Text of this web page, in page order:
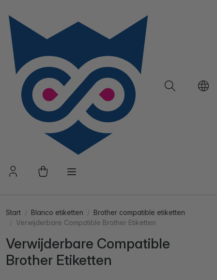
Start Blanco etiketten
Brother compatible etiketten
Verwijderbare Compatible Brother Etiketten
Verwijderbare Compatible
Brother Etiketten